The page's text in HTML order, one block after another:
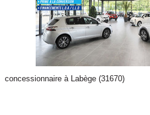
concessionnaire à Labège (31670)